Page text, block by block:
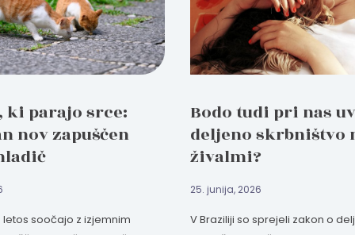
parajo srce:
nov zapuščen
letos soočajo z izjemnim
Bodo tudi pri nas
deljeno skrbništvo
živalmi?
25. junija, 2026
V Braziliji so sprejeli zakon o